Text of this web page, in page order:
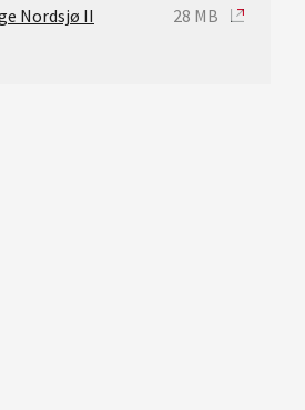
Nordsjø II
28 MB